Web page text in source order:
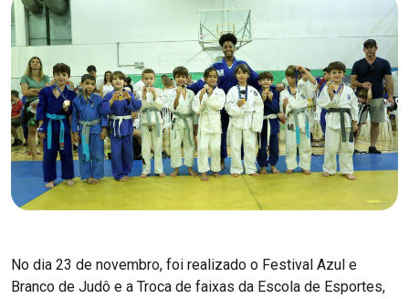
No dia 23 de novembro, foi realizado o Festival Azul e
Branco de Judô e a Troca de faixas da Escola de Esportes,